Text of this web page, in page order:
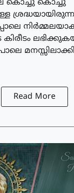
കൊച്ചു കൊച്ചു
Read More